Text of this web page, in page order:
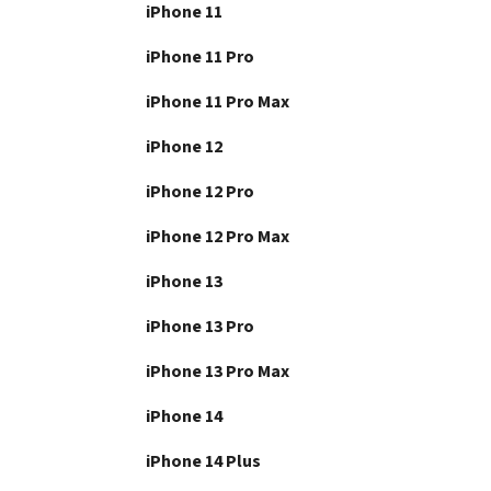
iPhone 11
iPhone 11 Pro
iPhone 11 Pro Max
iPhone 12
iPhone 12 Pro
iPhone 12 Pro Max
iPhone 13
iPhone 13 Pro
iPhone 13 Pro Max
iPhone 14
iPhone 14 Plus